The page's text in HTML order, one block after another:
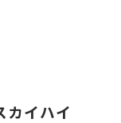
カイハイ